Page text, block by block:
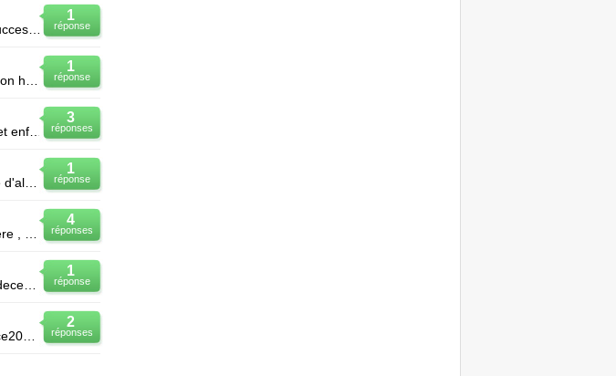
1
réponse
Bonjour tout le monde je voulais avoir l'avis des experts de droit de succession en Algérie sur un
1
réponse
3
réponses
Bonjour, Le pére de mon fils est décédé depuis 4 ans. Il n'avait que cet enfant. Je viens d'appren
1
réponse
Bonjour, Ma soeur et moi avons perdu notre père en 1956 à la guerre d'algérie(Chahid). Notre oncle
4
réponses
1
réponse
Description de la famille : 1er mariage : 2 filles et 2 garçons, la mère decede 2è mariage pour
2
réponses
Mon père décédé en france 2002 et mon grand père décède en france2012 ,on est 4 frères et 5 soeurs